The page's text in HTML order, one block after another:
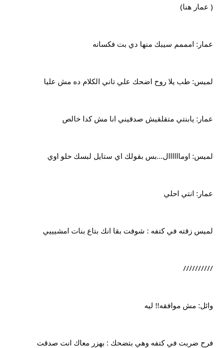
( عمار هنا)
عمار: امممم سيبك منها دي بت فكسانه
لميس: طب يلا روح اضحك علي تاني الكلام ده مش عليا
عمار: يابنتي متقلقيش صدقيني انا مش كدا خالص
لميس: اوماااااال...بس بقولك اي ستايل لبسك حلو اوي
عمار: انتي احلي
لميس زقته في كتفه : شوفت بقا انك بتاع بنات امشيييي
//////////
وائل: مش موافقه!! ليه
فرح ضربت في كتفه وهي بتضحك : بهزر معاك انت صدقت